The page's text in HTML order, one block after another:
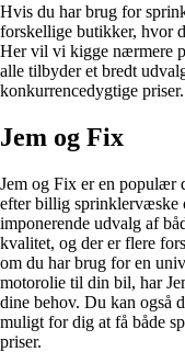
Hvis du har brug for
forskellige butikker, hvor
Her vil vi kigge nærmere
alle tilbyder et bredt
konkurrencedygtige priser.
Jem og Fix
Jem og Fix er en populær
efter billig sprinklervæske
imponerende udvalg af
kvalitet, og der er flere
om du har brug for en
motorolie til din bil, har
dine behov. Du kan også
muligt for dig at få både
priser.